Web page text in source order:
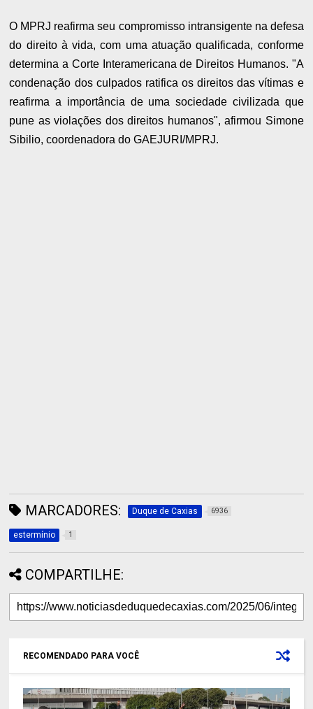
O MPRJ reafirma seu compromisso intransigente na defesa
do direito à vida, com uma atuação qualificada, conforme
determina a Corte Interamericana de Direitos Humanos. "A
condenação dos culpados ratifica os direitos das vítimas e
reafirma a importância de uma sociedade civilizada que
pune as violações dos direitos humanos", afirmou Simone
Sibilio, coordenadora do GAEJURI/MPRJ.
MARCADORES: Duque de Caxias 6936
estermínio 1
COMPARTILHE:
RECOMENDADO PARA VOCÊ